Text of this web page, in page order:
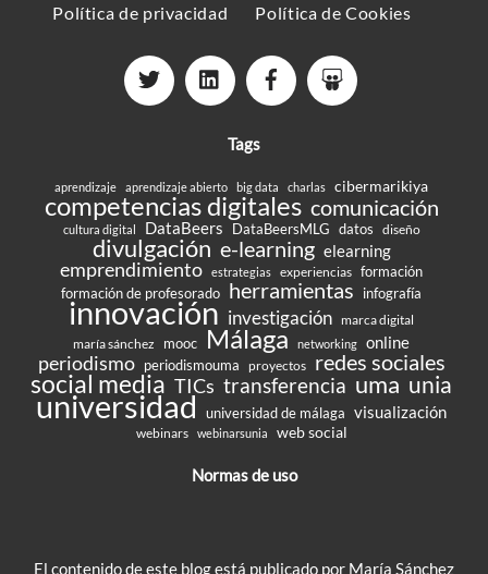
Política de privacidad
Política de Cookies
Tags
aprendizaje aprendizaje abierto big data charlas cibermarikiya
competencias digitales comunicación
cultura digital DataBeers DataBeersMLG datos diseño
divulgación e-learning elearning
emprendimiento estrategias experiencias formación
formación de profesorado herramientas infografía
innovación investigación marca digital
maría sánchez
mooc Málaga networking online
periodismo periodismouma proyectos redes sociales
social media TICs transferencia uma unia
universidad universidad de málaga visualización
webinars webinarsunia web social
Normas de uso
El contenido de este blog está publicado por María Sánchez